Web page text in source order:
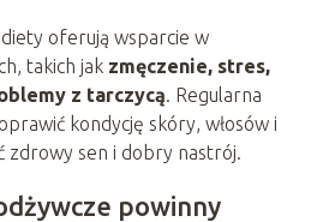
oferują wsparcie w
takich jak zmęczenie, stres,
z tarczycą. Regularna
kondycję skóry, włosów i
zdrowy sen i dobry nastrój.
powinny